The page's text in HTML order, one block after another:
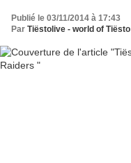
Publié le 03/11/2014 à 17:43
Par Tiëstolive - world of Tiësto